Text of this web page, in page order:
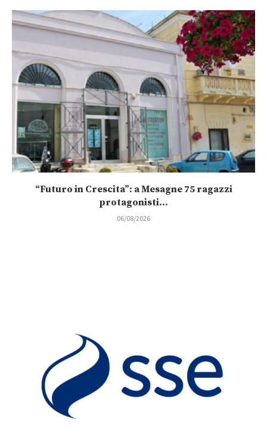
“Futuro in Crescita”: a Mesagne 75 ragazzi
protagonisti...
06/08/2026